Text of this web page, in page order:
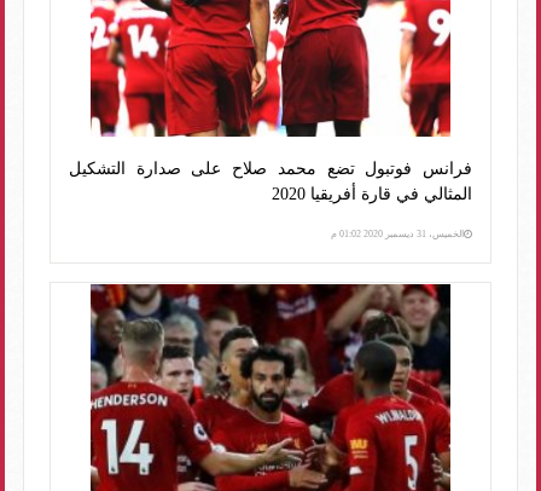
فرانس فوتبول تضع محمد صلاح على صدارة التشكيل
المثالي في قارة أفريقيا 2020
الخميس، 31 ديسمبر 2020 01:02 م